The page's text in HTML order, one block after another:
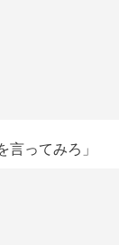
ってみろ」